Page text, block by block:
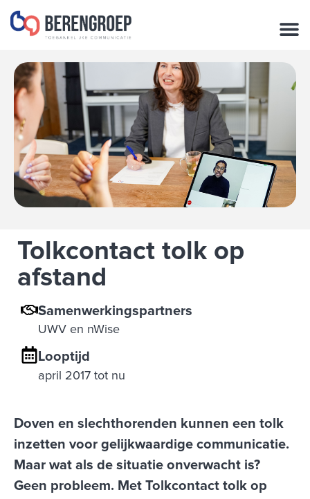
de
inhoud
Tolkcontact tolk op
afstand
Samenwerkingspartners
UWV en nWise
Looptijd
april 2017 tot nu
Doven en slechthorenden kunnen een tolk
inzetten voor gelijkwaardige communicatie.
Maar wat als de situatie onverwacht is?
Geen probleem. Met Tolkcontact tolk op